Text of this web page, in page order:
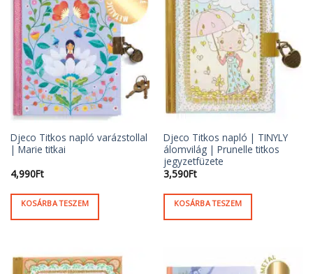
Djeco Titkos napló varázstollal
| Marie titkai
4,990Ft
KOSÁRBA TESZEM
Djeco Titkos napló | TINYLY
álomvilág | Prunelle titkos
jegyzetfüzete
3,590Ft
KOSÁRBA TESZEM